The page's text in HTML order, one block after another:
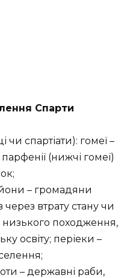
Спарти
чи спартіати): гомеї –
(нижчі гомеї)
– громадяни
втрату стану чи
походження,
освіту; періеки –
– державні раби,